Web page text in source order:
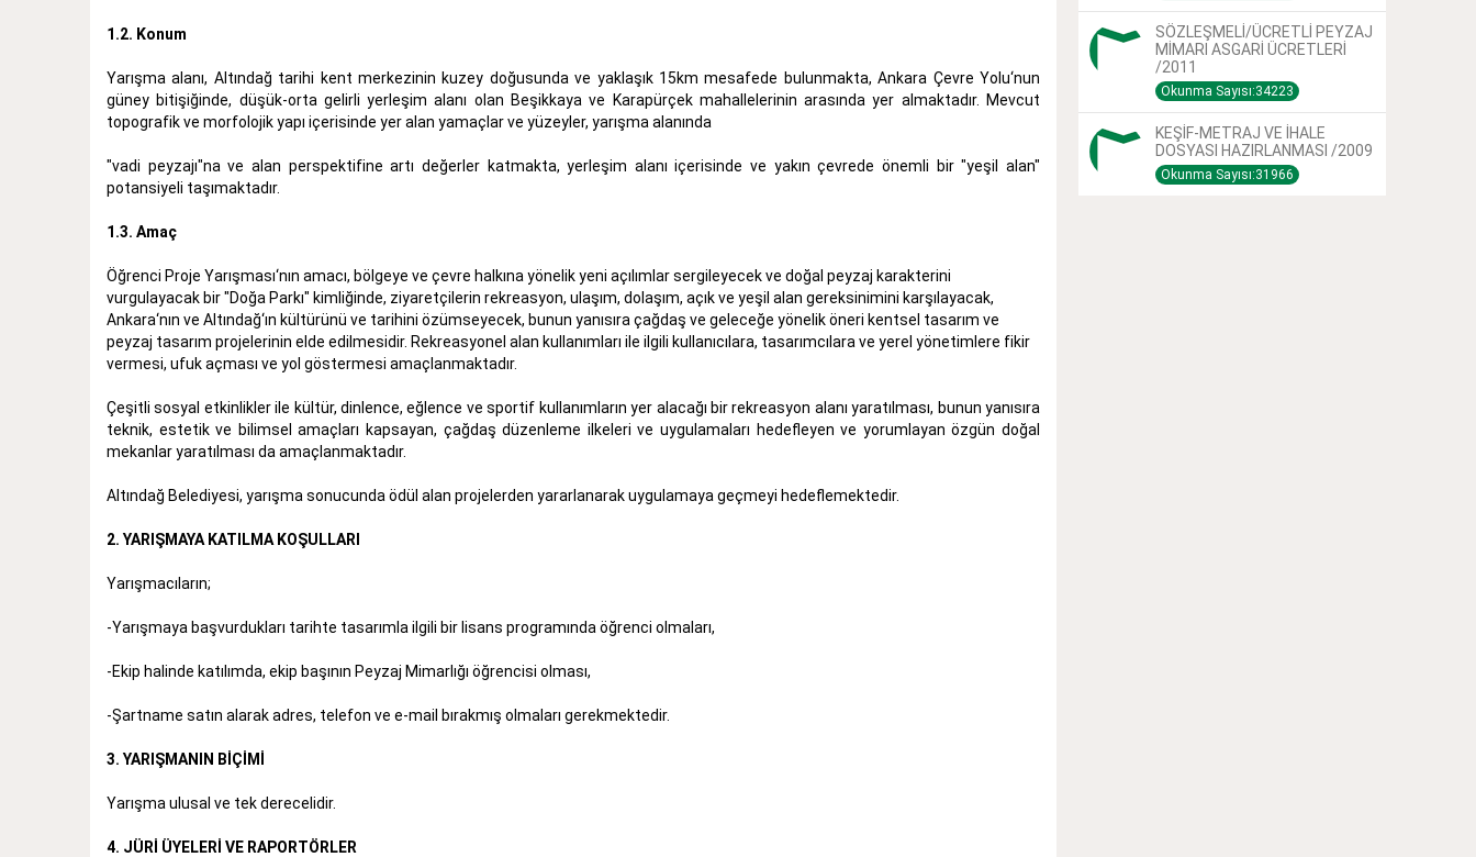
1.2. Konum
Yarışma alanı, Altındağ tarihi kent merkezinin kuzey doğusunda ve yaklaşık 15km mesafede bulunmakta, Ankara Çevre Yolu‘nun
güney bitişiğinde, düşük-orta gelirli yerleşim alanı olan Beşikkaya ve Karapürçek mahallelerinin arasında yer almaktadır. Mevcut
topografik ve morfolojik yapı içerisinde yer alan yamaçlar ve yüzeyler, yarışma alanında
"vadi peyzajı"na ve alan perspektifine artı değerler katmakta, yerleşim alanı içerisinde ve yakın çevrede önemli bir "yeşil alan"
potansiyeli taşımaktadır.
1.3. Amaç
Öğrenci Proje Yarışması‘nın amacı, bölgeye ve çevre halkına yönelik yeni açılımlar sergileyecek ve doğal peyzaj karakterini
vurgulayacak bir "Doğa Parkı" kimliğinde, ziyaretçilerin rekreasyon, ulaşım, dolaşım, açık ve yeşil alan gereksinimini karşılayacak,
Ankara‘nın ve Altındağ‘ın kültürünü ve tarihini özümseyecek, bunun yanısıra çağdaş ve geleceğe yönelik öneri kentsel tasarım ve
peyzaj tasarım projelerinin elde edilmesidir. Rekreasyonel alan kullanımları ile ilgili kullanıcılara, tasarımcılara ve yerel yönetimlere fikir
vermesi, ufuk açması ve yol göstermesi amaçlanmaktadır.
Çeşitli sosyal etkinlikler ile kültür, dinlence, eğlence ve sportif kullanımların yer alacağı bir rekreasyon alanı yaratılması, bunun yanısıra
teknik, estetik ve bilimsel amaçları kapsayan, çağdaş düzenleme ilkeleri ve uygulamaları hedefleyen ve yorumlayan özgün doğal
mekanlar yaratılması da amaçlanmaktadır.
Altındağ Belediyesi, yarışma sonucunda ödül alan projelerden yararlanarak uygulamaya geçmeyi hedeflemektedir.
2. YARIŞMAYA KATILMA KOŞULLARI
Yarışmacıların;
-Yarışmaya başvurdukları tarihte tasarımla ilgili bir lisans programında öğrenci olmaları,
-Ekip halinde katılımda, ekip başının Peyzaj Mimarlığı öğrencisi olması,
-Şartname satın alarak adres, telefon ve e-mail bırakmış olmaları gerekmektedir.
3. YARIŞMANIN BİÇİMİ
Yarışma ulusal ve tek derecelidir.
4. JÜRİ ÜYELERİ VE RAPORTÖRLER
SÖZLEŞMELİ/ÜCRETLİ PEYZAJ
MİMARI ASGARİ ÜCRETLERİ
/2011
Okunma Sayısı:34223
KEŞİF-METRAJ VE İHALE
DOSYASI HAZIRLANMASI /2009
Okunma Sayısı:31966